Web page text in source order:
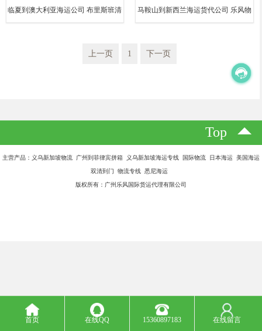
临夏到澳大利亚海运公司 布里斯班清 马鞍山到新西兰海运货代公司 乐风物
上一页 1 下一页
Top
主营产品：义乌新加坡物流 广州到菲律宾拼箱 义乌新加坡海运专线 国际物流 日本海运 美国海运
双清到门 物流专线 悉尼海运
版权所有：广州乐风国际货运代理有限公司
首页 在线QQ 15360897183 在线留言